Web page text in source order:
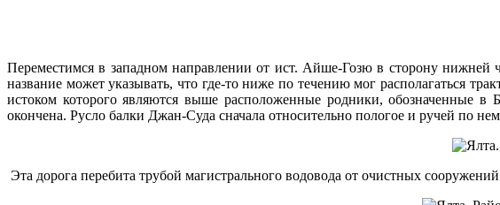
Переместимся в западном направлении от ист. Айше-Гозю в сторону нижней
название может указывать, что где-то ниже по течению мог располагаться
истоком которого являются выше расположенные родники, обозначенные
окончена. Русло балки Джан-Суда сначала относительно пологое и ручей по
Эта дорога перебита трубой магистрального водовода от очистных